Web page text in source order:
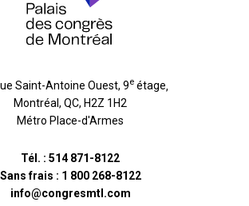
Saint-Antoine Ouest, 9e étage,
Montréal, QC, H2Z 1H2
Métro Place-d'Armes
Tél. : 514 871-8122
Sans frais : 1 800 268-8122
info@congresmtl.com